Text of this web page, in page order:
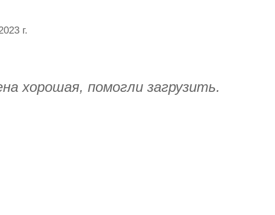
г.
хорошая, помогли загрузить.